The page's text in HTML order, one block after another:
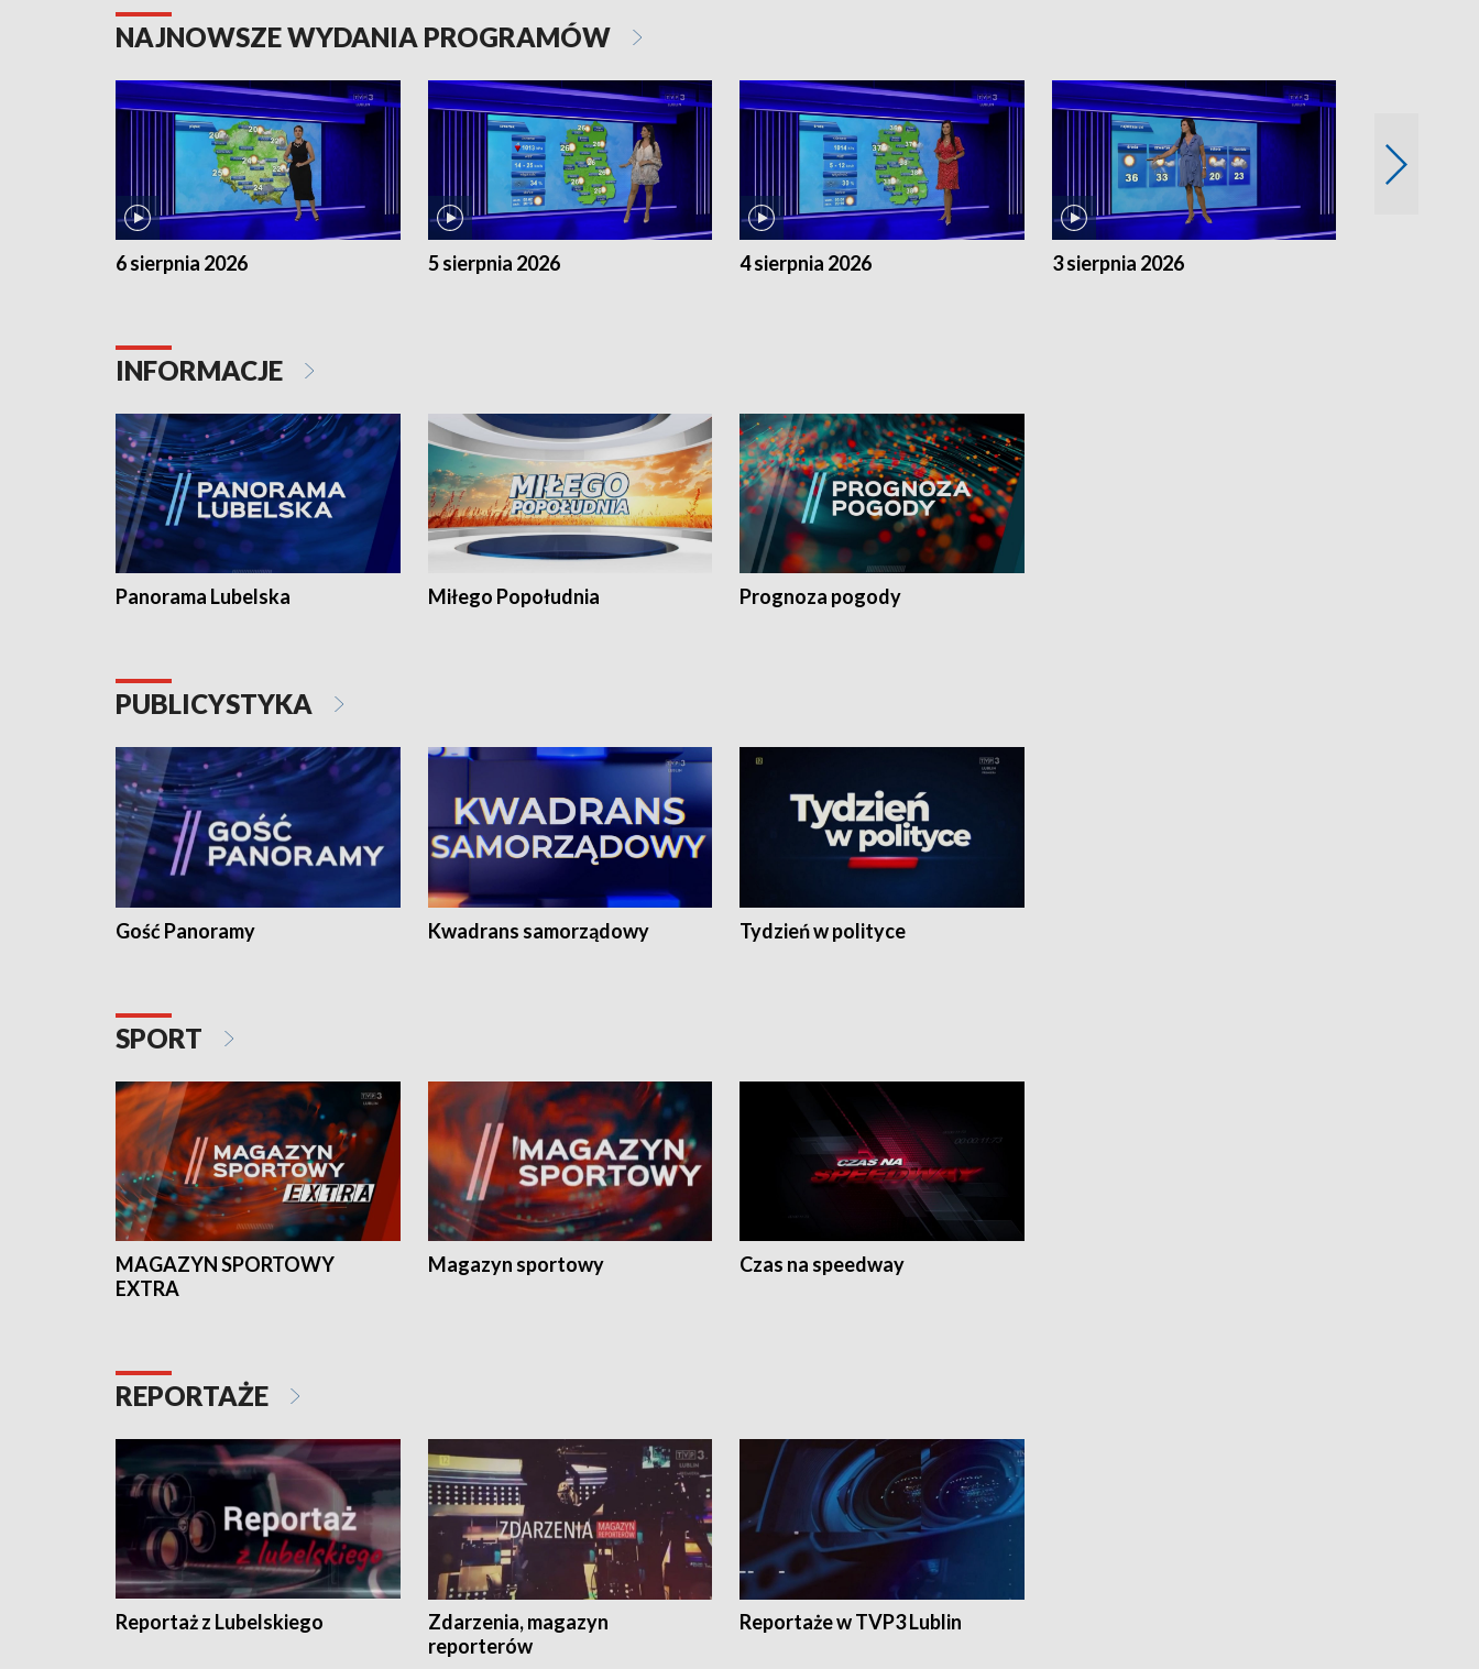
NAJNOWSZE WYDANIA PROGRAMÓW
6 sierpnia 2026 5 sierpnia 2026 4 sierpnia 2026 3 sierpnia 2026
INFORMACJE
Panorama Lubelska Miłego Popołudnia Prognoza pogody
PUBLICYSTYKA
Gość Panoramy Kwadrans samorządowy Tydzień w polityce
SPORT
MAGAZYN SPORTOWY
EXTRA
Magazyn sportowy Czas na speedway
REPORTAŻE
Reportaż z Lubelskiego
Zdarzenia, magazyn
reporterów
Reportaże w TVP3 Lublin